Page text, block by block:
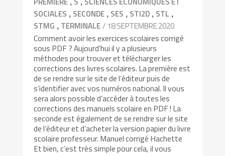
SOCIALES , SECONDE , SES , STI2D , STL ,
STMG , TERMINALE/ 18 SEPTEMBRE 2020
Comment avoir les exercices scolaires corrigé
sous PDF ? Aujourd’hui il y a plusieurs
méthodes pour trouver et télécharger les
corrections des livres scolaires. La première est
de se rendre sur le site de l’éditeur puis de
s’identifier avec vos numéros national. Il vous
sera alors possible d’accéder à toutes les
corrections des manuels scolaire en PDF ! La
seconde est également de se rendre sur le site
de l’éditeur et d’acheter la version papier du livre
scolaire professeur. Manuel corrigé Hachette
Et bien, c’est très simple pour cela, il vous